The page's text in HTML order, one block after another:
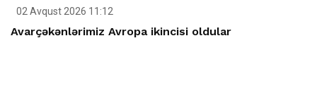
02 Avqust 2026 11:12
Avarçəkənlərimiz Avropa ikincisi oldular